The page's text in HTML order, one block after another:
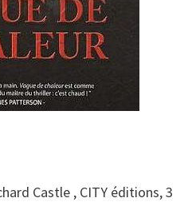
Castle , CITY éditions, 3